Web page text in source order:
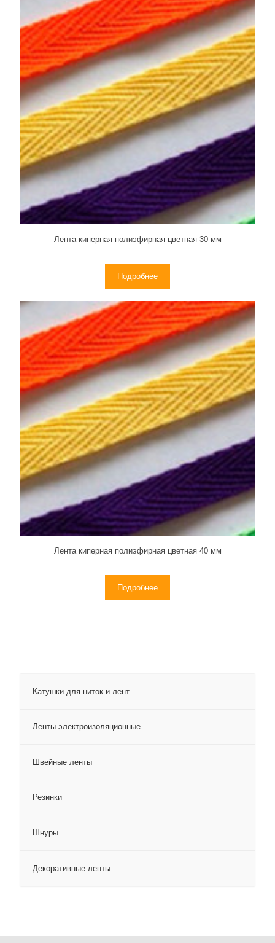
Лента киперная полиэфирная цветная 30 мм
Подробнее
Лента киперная полиэфирная цветная 40 мм
Подробнее
Катушки для ниток и лент
Ленты электроизоляционные
Швейные ленты
Резинки
Шнуры
Декоративные ленты